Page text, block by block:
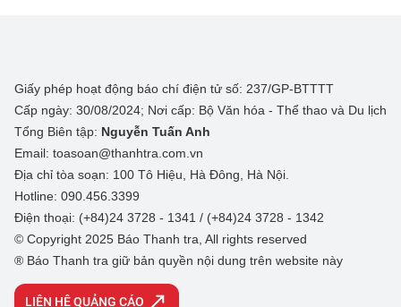
Giấy phép hoạt động báo chí điện tử số: 237/GP-BTTTT
Cấp ngày: 30/08/2024; Nơi cấp: Bộ Văn hóa - Thể thao và Du lịch
Tổng Biên tập: Nguyễn Tuấn Anh
Email: toasoan@thanhtra.com.vn
Địa chỉ tòa soạn: 100 Tô Hiệu, Hà Đông, Hà Nội.
Hotline: 090.456.3399
Điện thoại: (+84)24 3728 - 1341 / (+84)24 3728 - 1342
© Copyright 2025 Báo Thanh tra, All rights reserved
® Báo Thanh tra giữ bản quyền nội dung trên website này
LIÊN HỆ QUẢNG CÁO